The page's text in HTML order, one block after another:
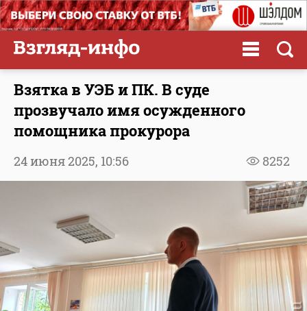
Взятка в УЭБ и ПК. В суде
прозвучало имя осужденного
помощника прокурора
8252
24 июня 2025, 10:56